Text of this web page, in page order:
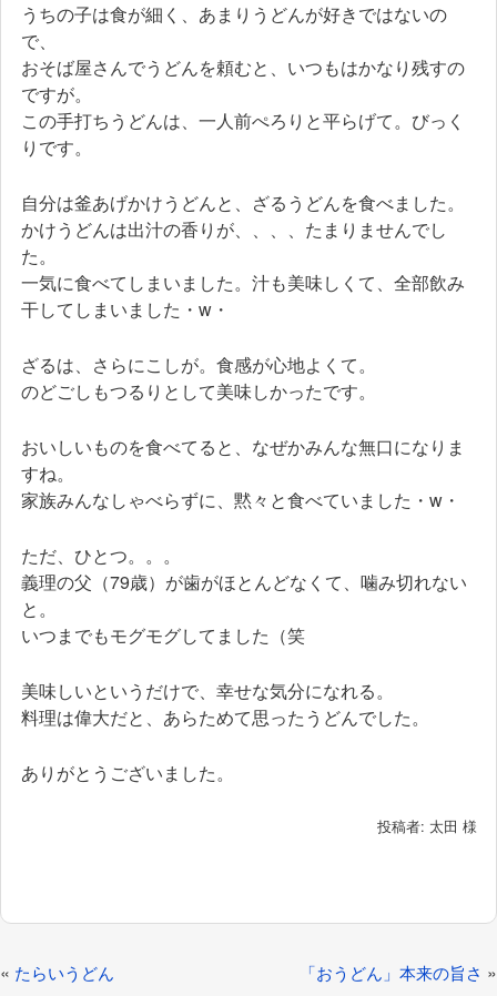
うちの子は食が細く、あまりうどんが好きではないの
で、
おそば屋さんでうどんを頼むと、いつもはかなり残すの
ですが。
この手打ちうどんは、一人前ぺろりと平らげて。びっく
りです。
自分は釜あげかけうどんと、ざるうどんを食べました。
かけうどんは出汁の香りが、、、、たまりませんでし
た。
一気に食べてしまいました。汁も美味しくて、全部飲み
干してしまいました・w・
ざるは、さらにこしが。食感が心地よくて。
のどごしもつるりとして美味しかったです。
おいしいものを食べてると、なぜかみんな無口になりま
すね。
家族みんなしゃべらずに、黙々と食べていました・w・
ただ、ひとつ。。。
義理の父（79歳）が歯がほとんどなくて、噛み切れない
と。
いつまでもモグモグしてました（笑
美味しいというだけで、幸せな気分になれる。
料理は偉大だと、あらためて思ったうどんでした。
ありがとうございました。
投稿者: 太田 様
投
« たらいうどん 「おうどん」本来の旨さ »